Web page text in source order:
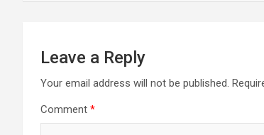
Leave a Reply
Your email address will not be published.
Comment *